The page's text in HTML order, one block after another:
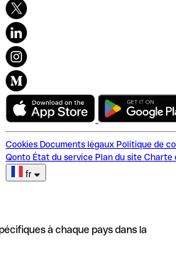
Cookies Documents légaux Politique de
Qonto État du service Plan du site Charte
fr
à chaque pays dans la